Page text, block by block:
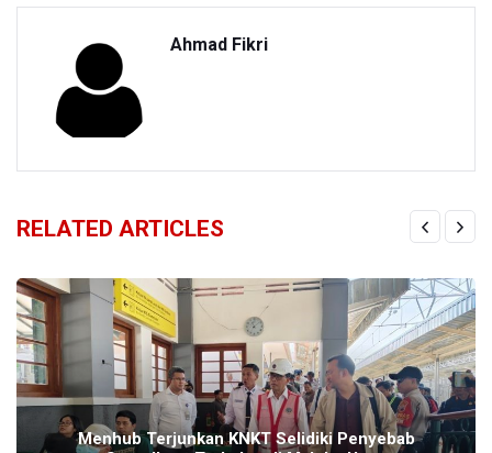
Ahmad Fikri
RELATED ARTICLES
Menhub Terjunkan KNKT Selidiki Penyebab